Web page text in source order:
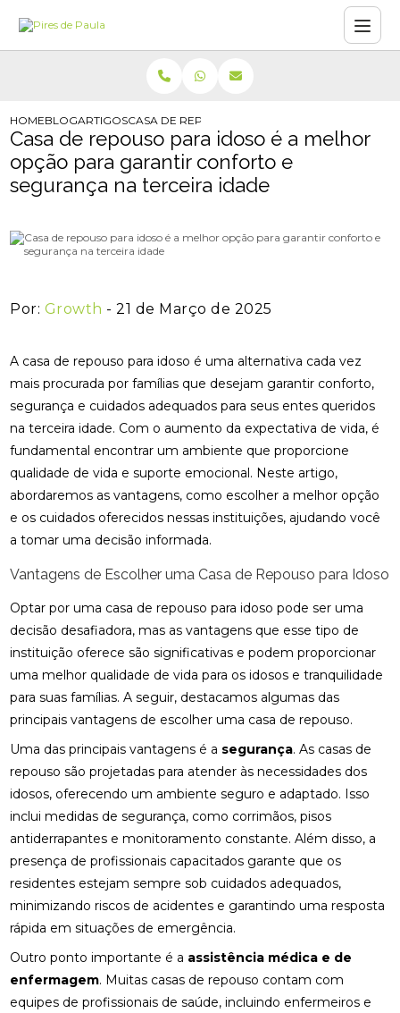
HOMEBLOGARTIGOSCASA DE REPOUSO PARA IDOSO É A MELHOR
Casa de repouso para idoso é a melhor
opção para garantir conforto e
segurança na terceira idade
Por: Growth - 21 de Março de 2025
A casa de repouso para idoso é uma alternativa cada vez
mais procurada por famílias que desejam garantir conforto,
segurança e cuidados adequados para seus entes queridos
na terceira idade. Com o aumento da expectativa de vida, é
fundamental encontrar um ambiente que proporcione
qualidade de vida e suporte emocional. Neste artigo,
abordaremos as vantagens, como escolher a melhor opção
e os cuidados oferecidos nessas instituições, ajudando você
a tomar uma decisão informada.
Vantagens de Escolher uma Casa de Repouso para Idoso
Optar por uma casa de repouso para idoso pode ser uma
decisão desafiadora, mas as vantagens que esse tipo de
instituição oferece são significativas e podem proporcionar
uma melhor qualidade de vida para os idosos e tranquilidade
para suas famílias. A seguir, destacamos algumas das
principais vantagens de escolher uma casa de repouso.
Uma das principais vantagens é a segurança. As casas de
repouso são projetadas para atender às necessidades dos
idosos, oferecendo um ambiente seguro e adaptado. Isso
inclui medidas de segurança, como corrimãos, pisos
antiderrapantes e monitoramento constante. Além disso, a
presença de profissionais capacitados garante que os
residentes estejam sempre sob cuidados adequados,
minimizando riscos de acidentes e garantindo uma resposta
rápida em situações de emergência.
Outro ponto importante é a assistência médica e de
enfermagem. Muitas casas de repouso contam com
equipes de profissionais de saúde, incluindo enfermeiros e